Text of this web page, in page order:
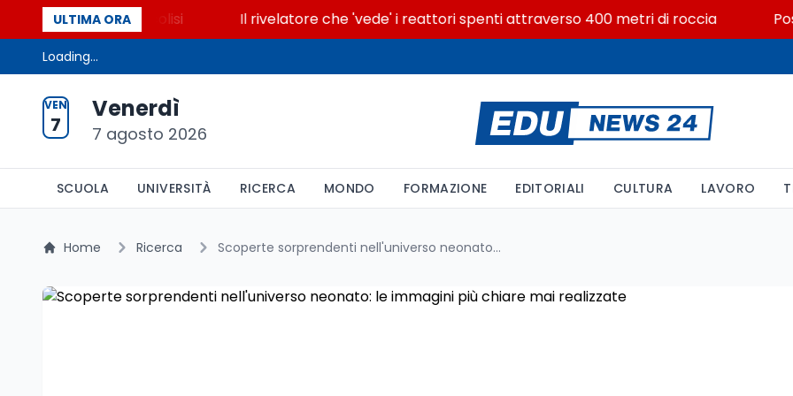
ULTIMA ORA
accende la glicolisi Il rivelatore che 'vede' i reattori spenti attraverso 400 metri di roccia
Loading...
VEN
7
Venerdì
7 agosto 2026
SCUOLA UNIVERSITÀ RICERCA MONDO FORMAZIONE EDITORIALI CULTURA LAVORO
Home Ricerca Scoperte sorprendenti nell'universo neonato: le immagini più chiare mai realizzate